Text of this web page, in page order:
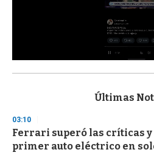
s
d
s
o
f
Últimas
03:10
Ferrari superó las críticas y
primer auto eléctrico en